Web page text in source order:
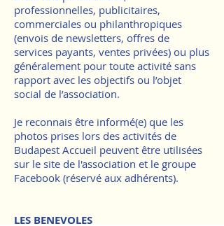
professionnelles, publicitaires,
commerciales ou philanthropiques
(envois de newsletters, offres de
services payants, ventes privées) ou plus
généralement pour toute activité sans
rapport avec les objectifs ou l’objet
social de l’association.
Je reconnais être informé(e) que les
photos prises lors des activités de
Budapest Accueil peuvent être utilisées
sur le site de l'association et le groupe
Facebook (réservé aux adhérents).
LES BENEVOLES